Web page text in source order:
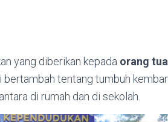
yang diberikan kepada orang tua
bertambah tentang tumbuh
di rumah dan di sekolah.